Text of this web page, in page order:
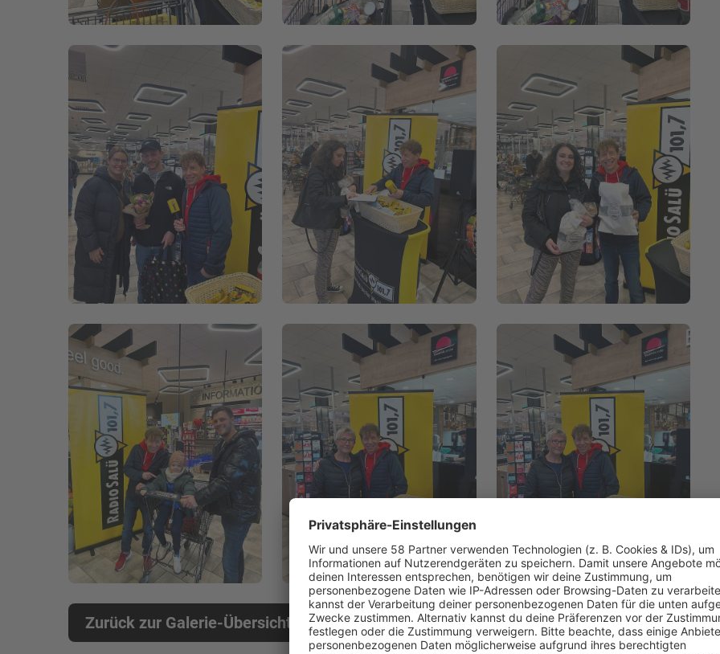
Zurück zur Galerie-Übersicht